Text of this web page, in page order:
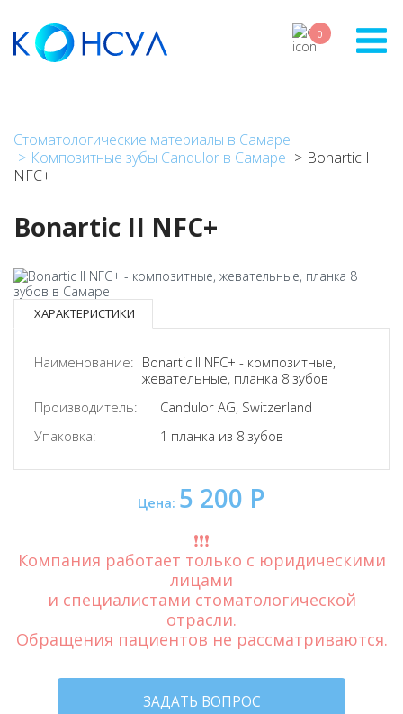
main
content
0
Стоматологические материалы в Самаре
Композитные зубы Candulor в Самаре
Bonartic II
NFC+
Bonartic II NFC+
ХАРАКТЕРИСТИКИ
Наименование: Bonartic II NFC+ - композитные,
жевательные, планка 8 зубов
Производитель:
Candulor AG, Switzerland
Упаковка:
1 планка из 8 зубов
Цена: 5 200 Р
❗️❗️❗️
Компания работает только с юридическими
лицами
и специалистами стоматологической
отрасли.
Обращения пациентов не рассматриваются.
ЗАДАТЬ ВОПРОС